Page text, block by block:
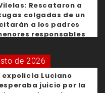
Rescataron a
colgadas de un
a los padres
responsables
de 2026
expolicía Luciano
juicio por la